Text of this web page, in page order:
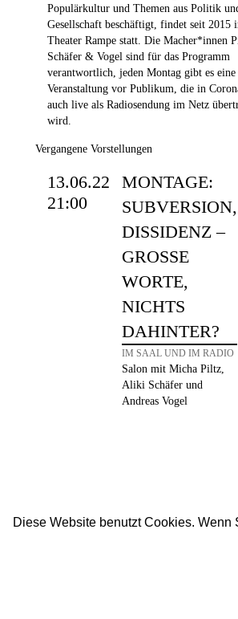
Diese Website benutzt Cookies.
Populärkultur und Themen aus Politik
Gesellschaft beschäftigt, findet seit 2015
Theater Rampe statt. Die Macher*innen
Schäfer & Vogel sind für das Programm
verantwortlich, jeden Montag gibt es eine
Veranstaltung vor Publikum, die in
auch live als Radiosendung im Netz
wird.
Vergangene Vorstellungen
13.06.22
21:00
MONTAGE:
SUBVERSION,
DISSIDENZ –
GROSSE W
ORTE, N
ICHTS D
AHINTER?
IM SAAL UND IM RADIO
Salon mit Micha Piltz,
Aliki Schäfer und
Andreas Vogel